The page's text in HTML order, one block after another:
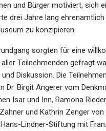
und Bürger motiviert, sich
drei Jahre lang
zu konzipieren.
sorgten für eine
Teilnehmenden gefragt
Diskussion. Die
Dr. Birgit Angerer vom
Isar und Inn, Ramona
und Kathrin Zenger
Lindner-Stiftung mit